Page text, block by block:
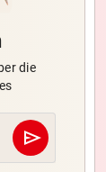
die
send
Abschicken